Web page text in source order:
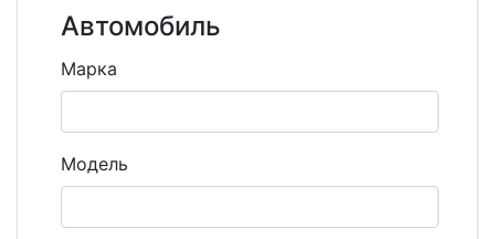
Автомобиль
Марка
Модель